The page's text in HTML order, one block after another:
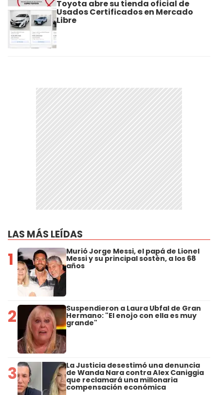
Toyota abre su tienda oficial de
Usados Certificados en Mercado
Libre
LAS MÁS LEÍDAS
1 Murió Jorge Messi, el papá de Lionel
Messi y su principal sostén, a los 68
años
2 Suspendieron a Laura Ubfal de Gran
Hermano: "El enojo con ella es muy
grande"
3 La Justicia desestimó una denuncia
de Wanda Nara contra Alex Caniggia
que reclamará una millonaria
compensación económica